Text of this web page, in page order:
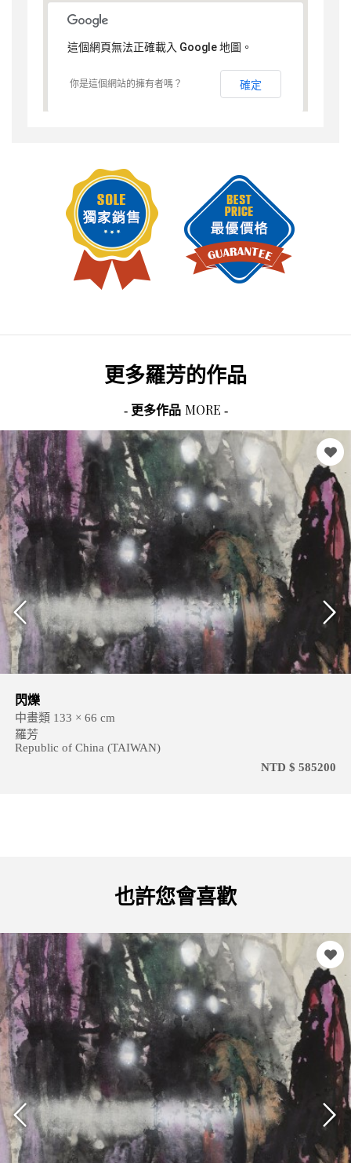
這個網頁無法正確載入 Google 地圖。
你是這個網站的擁有者嗎？ 確定
更多羅芳的作品
- 更多作品 MORE -
閃爍
中畫類 133 × 66 cm
羅芳
Republic of China (TAIWAN)
NTD $ 585200
也許您會喜歡